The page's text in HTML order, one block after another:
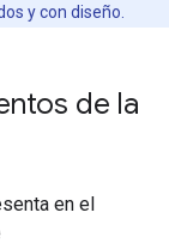
y con diseño.
de la
en el